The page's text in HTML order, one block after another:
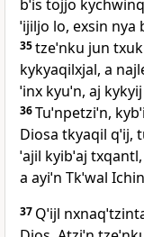
bˈis tojjo
ˈijiljo lo, exsin nya
35tzeˈnku jun
kykyaqilxjal, a
ˈinx kyuˈn, aj
36Tuˈnpetziˈn,
Diosa tkyaqil qˈij,
ˈajil kyibˈaj
a ayiˈn Tkˈwal
37 Qˈijl